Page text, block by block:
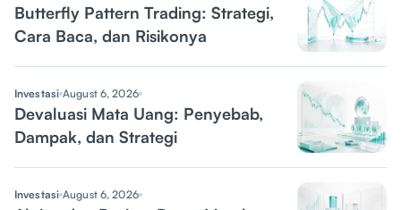
Butterfly Pattern Trading: Strategi,
Cara Baca, dan Risikonya
Investasi August 6, 2026
Devaluasi Mata Uang: Penyebab,
Dampak, dan Strategi
Investasi August 6, 2026